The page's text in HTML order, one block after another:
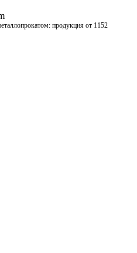
продукция от 1152